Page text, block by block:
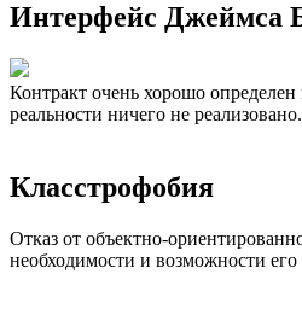
Интерфейс Джеймса
Контракт очень хорошо
реальности ничего не реализовано.
Класстрофобия
Отказ от объектно-
необходимости и возможности его